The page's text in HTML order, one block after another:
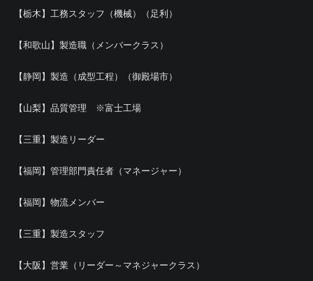
【栃木】工務スタッフ（機械）（足利）
【和歌山】製造職（メンバークラス）
【静岡】製造（成型工程）（御殿場市）
【山梨】品質管理 ※富士工場
【三重】製造リーダー
【福岡】管理部門責任者（マネージャー）
【福岡】物流メンバー
【三重】製造スタッフ
【大阪】営業（リーダー～マネジャークラス）